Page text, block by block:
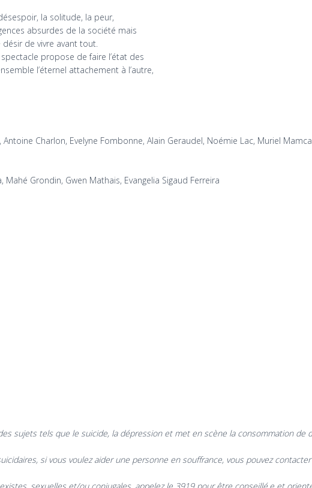
la solitude, la peur,
absurdes de la société mais
de vivre avant tout.
propose de faire l’état des
l’éternel attachement à l’autre,
Charlon, Evelyne Fombonne, Alain Geraudel, Noémie Lac, Muriel
Grondin, Gwen Mathais, Evangelia Sigaud Ferreira
sujets tels que le suicide, la dépression et met en scène la consommation de
si vous voulez aider une personne en souffrance, vous pouvez